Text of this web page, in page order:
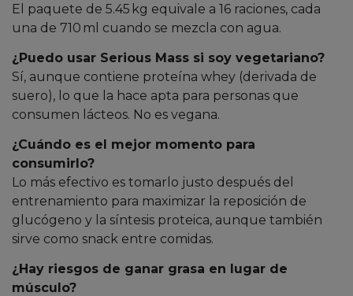
El paquete de 5.45 kg equivale a 16 raciones, cada
una de 710 ml cuando se mezcla con agua.
¿Puedo usar Serious Mass si soy vegetariano?
Sí, aunque contiene proteína whey (derivada de
suero), lo que la hace apta para personas que
consumen lácteos. No es vegana.
¿Cuándo es el mejor momento para
consumirlo?
Lo más efectivo es tomarlo justo después del
entrenamiento para maximizar la reposición de
glucógeno y la síntesis proteica, aunque también
sirve como snack entre comidas.
¿Hay riesgos de ganar grasa en lugar de
músculo?